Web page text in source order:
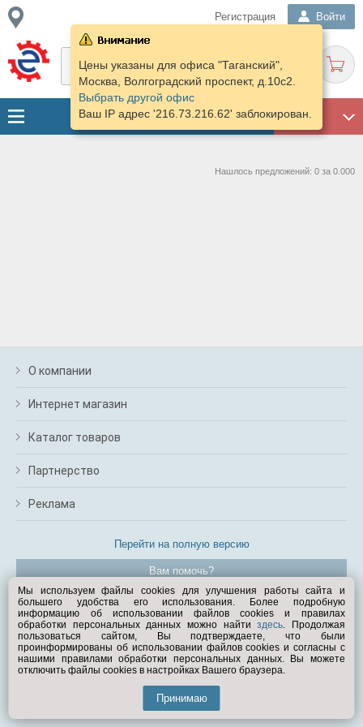
Регистрация Войти
ГАРАЖ
Цены указаны для офиса "Таганский",
Москва, Волгоградский проспект, д.10с2.
Выбрать другой офис
Ваш IP адрес '216.73.216.62' заблокирован.
Нашлось предложений: 0 за 0.000
О компании
Интернет магазин
Каталог товаров
Партнерство
Реклама
Перейти на полную версию
Вам помочь?
© Exist.ru 1998—2026
Мы используем файлы cookies для улучшения работы сайта и
большего удобства его использования. Более подробную
информацию об использовании файлов cookies и правилах
обработки персональных данных можно найтиздесь. Продолжая
пользоваться сайтом, Вы подтверждаете, что были
проинформированы об использовании файлов cookies и согласны с
нашими правилами обработки персональных данных. Вы можете
отключить файлы cookies в настройках Вашего браузера.
Принимаю